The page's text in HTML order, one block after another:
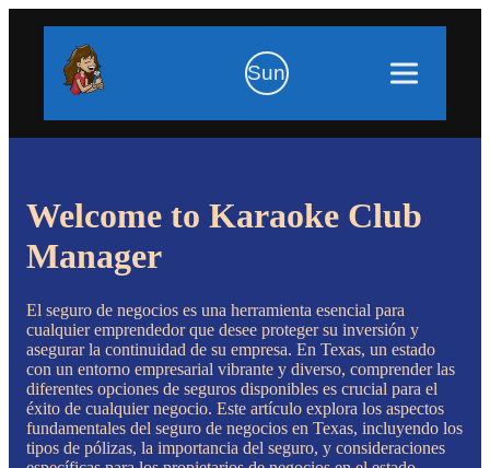
Sun
Welcome to Karaoke Club
Manager
El seguro de negocios es una herramienta esencial para
cualquier emprendedor que desee proteger su inversión y
asegurar la continuidad de su empresa. En Texas, un estado
con un entorno empresarial vibrante y diverso, comprender las
diferentes opciones de seguros disponibles es crucial para el
éxito de cualquier negocio. Este artículo explora los aspectos
fundamentales del seguro de negocios en Texas, incluyendo los
tipos de pólizas, la importancia del seguro, y consideraciones